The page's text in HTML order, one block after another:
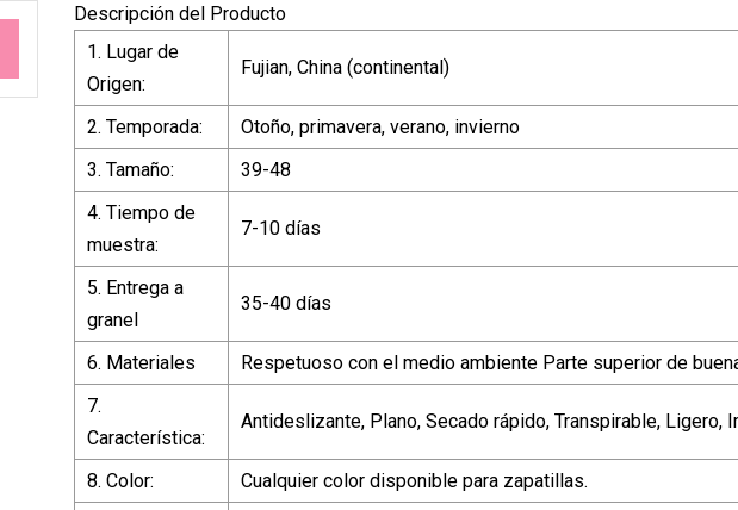
Descripción del Producto
1. Lugar de
Origen:
Fujian, China (continental)
2. Temporada:
Otoño, primavera, verano, invierno
3. Tamaño:
39-48
4. Tiempo de
muestra:
7-10 días
5. Entrega a
granel
35-40 días
6. Materiales
Respetuoso con el medio ambiente Parte superior de
7.
Característica:
Antideslizante, Plano, Secado rápido, Transpirable, Ligero,
8. Color:
Cualquier color disponible para zapatillas.